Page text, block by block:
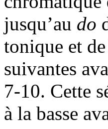
jusqu’au do
tonique et
suivantes
7-10. Cette
à la basse